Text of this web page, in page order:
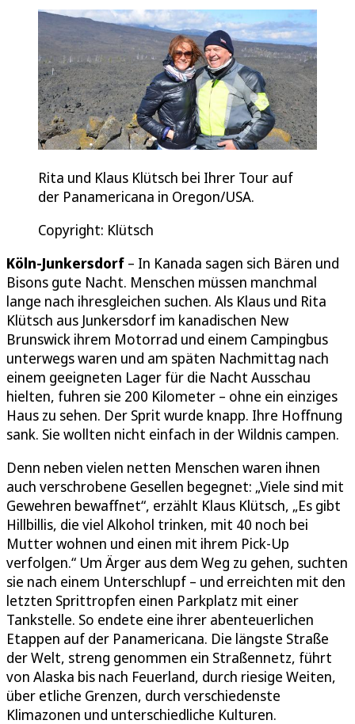
Rita und Klaus Klütsch bei Ihrer Tour auf
der Panamericana in Oregon/USA.
Copyright: Klütsch
Köln-Junkersdorf – In Kanada sagen sich Bären und
Bisons gute Nacht. Menschen müssen manchmal
lange nach ihresgleichen suchen. Als Klaus und Rita
Klütsch aus Junkersdorf im kanadischen New
Brunswick ihrem Motorrad und einem Campingbus
unterwegs waren und am späten Nachmittag nach
einem geeigneten Lager für die Nacht Ausschau
hielten, fuhren sie 200 Kilometer – ohne ein einziges
Haus zu sehen. Der Sprit wurde knapp. Ihre Hoffnung
sank. Sie wollten nicht einfach in der Wildnis campen.
Denn neben vielen netten Menschen waren ihnen
auch verschrobene Gesellen begegnet: „Viele sind mit
Gewehren bewaffnet“, erzählt Klaus Klütsch, „Es gibt
Hillbillis, die viel Alkohol trinken, mit 40 noch bei
Mutter wohnen und einen mit ihrem Pick-Up
verfolgen.“ Um Ärger aus dem Weg zu gehen, suchten
sie nach einem Unterschlupf – und erreichten mit den
letzten Sprittropfen einen Parkplatz mit einer
Tankstelle. So endete eine ihrer abenteuerlichen
Etappen auf der Panamericana. Die längste Straße
der Welt, streng genommen ein Straßennetz, führt
von Alaska bis nach Feuerland, durch riesige Weiten,
über etliche Grenzen, durch verschiedenste
Klimazonen und unterschiedliche Kulturen.